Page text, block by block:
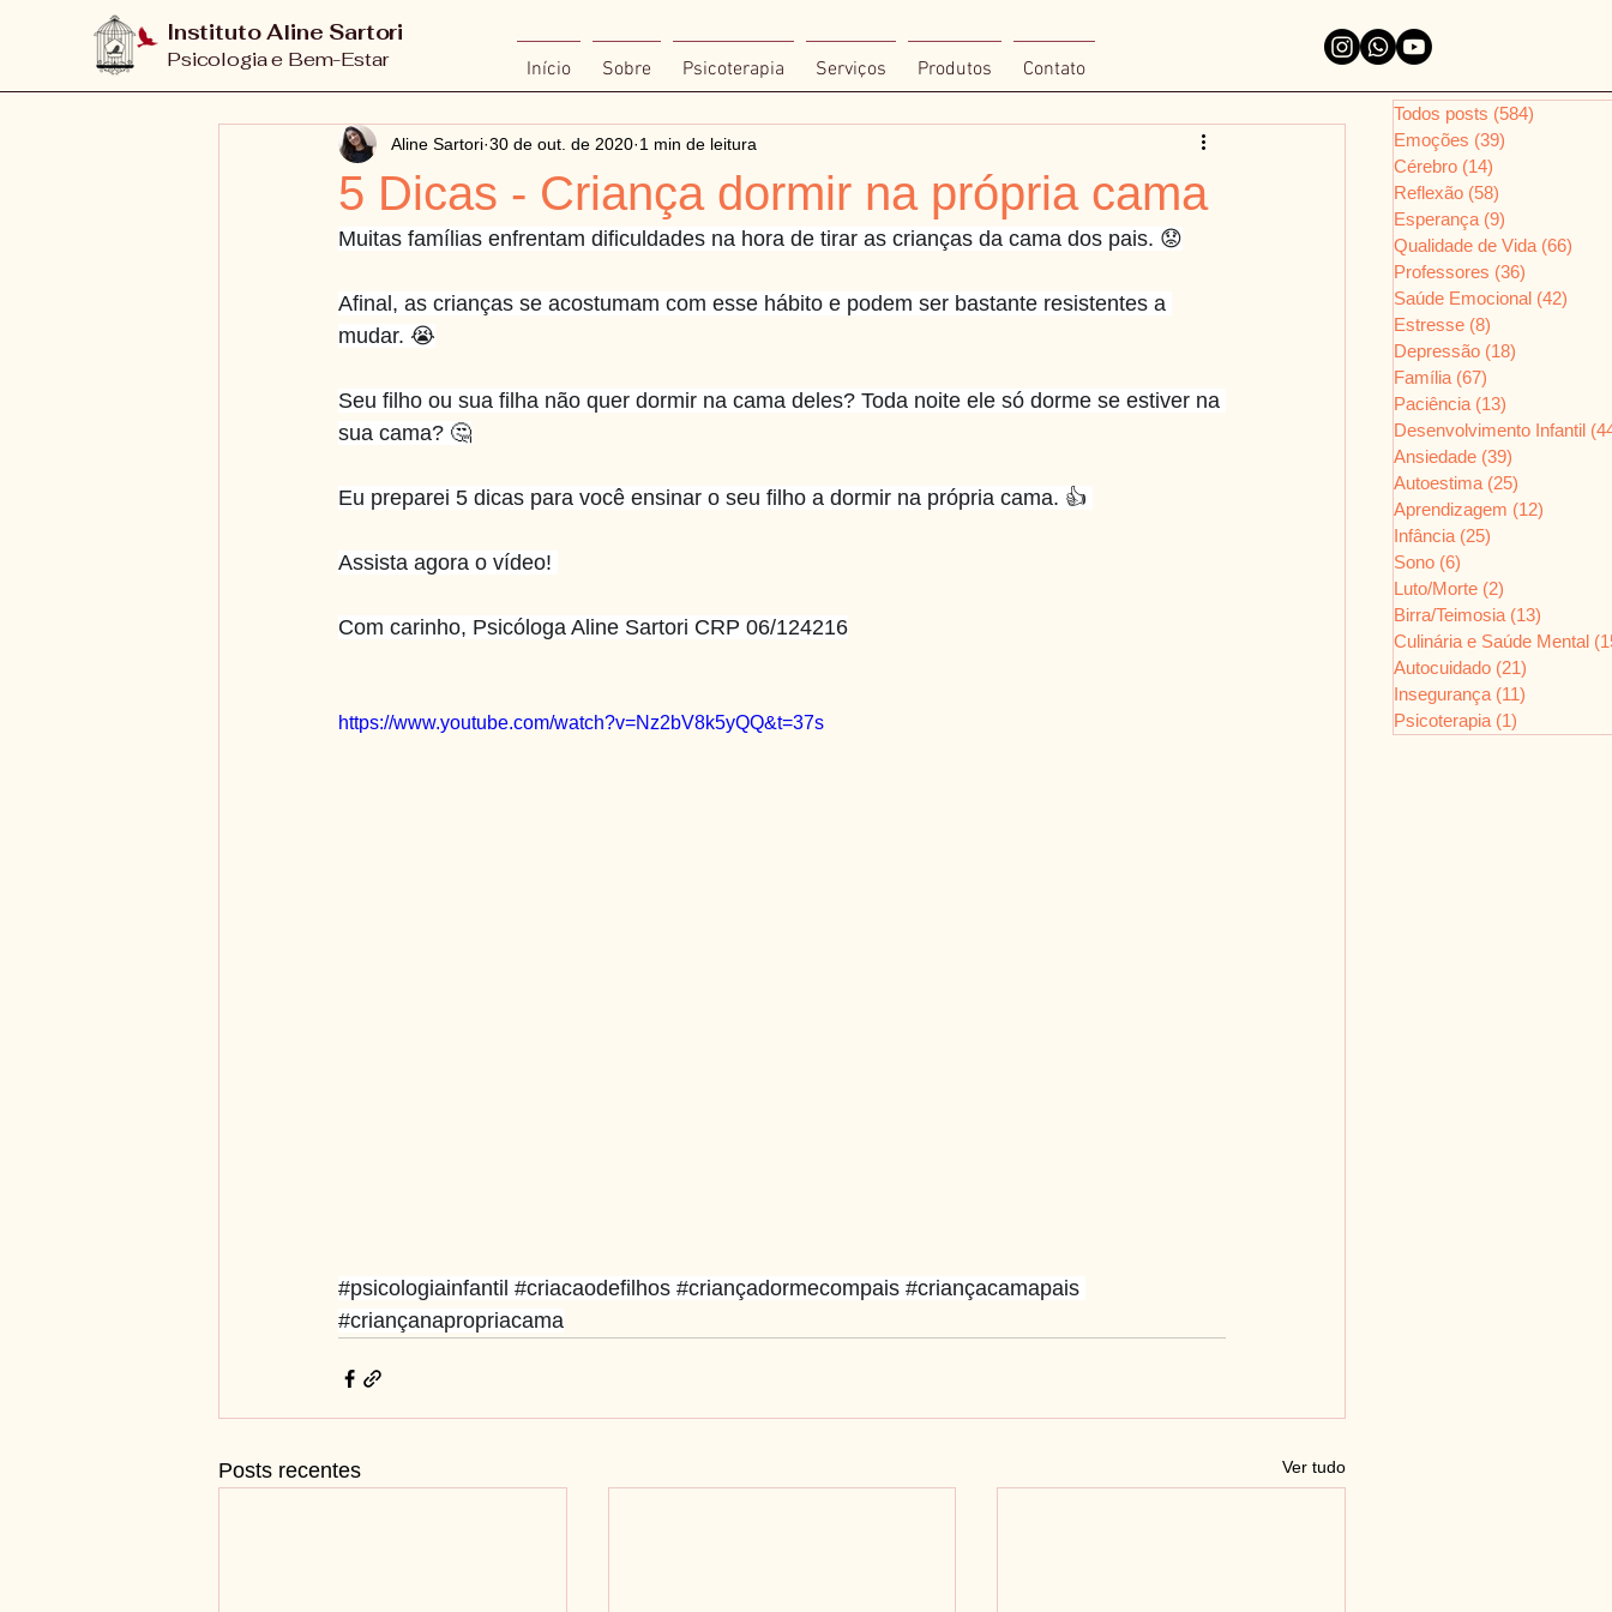
Instituto Aline Sartori
Psicologia e Bem-Estar Início Sobre Psicoterapia Serviços Produtos Contato
5 Dicas - Criança dormir na própria cama
Aline Sartori 30 de out. de 2020 1 min de leitura
Muitas famílias enfrentam dificuldades na hora de tirar as crianças da cama dos pais. 😟
Afinal, as crianças se acostumam com esse hábito e podem ser bastante resistentes a
mudar. 😭
Seu filho ou sua filha não quer dormir na cama deles? Toda noite ele só dorme se estiver na
sua cama? 🤔
Eu preparei 5 dicas para você ensinar o seu filho a dormir na própria cama. 👍
Assista agora o vídeo!
Com carinho, Psicóloga Aline Sartori CRP 06/124216
https://www.youtube.com/watch?v=Nz2bV8k5yQQ&t=37s
#psicologiainfantil #criacaodefilhos #criançadormecompais #criançacamapais
#criançanapropriacama
Posts recentes Ver tudo
Todos posts (584)
Emoções (39)
Cérebro (14)
Reflexão (58)
Esperança (9)
Qualidade de Vida (66)
Professores (36)
Saúde Emocional (42)
Estresse (8)
Depressão (18)
Família (67)
Paciência (13)
Desenvolvimento Infantil
Ansiedade (39)
Autoestima (25)
Aprendizagem (12)
Infância (25)
Sono (6)
Luto/Morte (2)
Birra/Teimosia (13)
Culinária e Saúde Mental
Autocuidado (21)
Insegurança (11)
Psicoterapia (1)